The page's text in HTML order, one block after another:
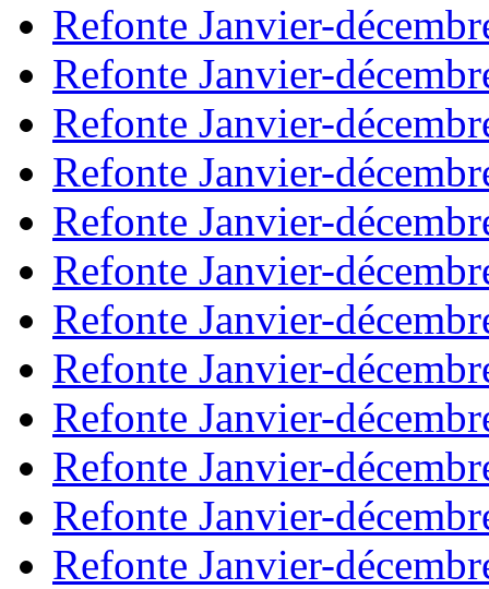
Refonte Janvier-
Refonte Janvier-
Refonte Janvier-
Refonte Janvier-
Refonte Janvier-
Refonte Janvier-
Refonte Janvier-
Refonte Janvier-
Refonte Janvier-
Refonte Janvier-
Refonte Janvier-
Refonte Janvier-